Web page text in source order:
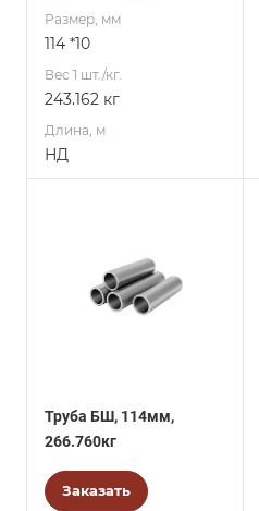
Размер, мм
114 *10
Вес 1 шт./кг.
243.162 кг
Длина, м
НД
Труба БШ, 114мм,
266.760кг
Заказать